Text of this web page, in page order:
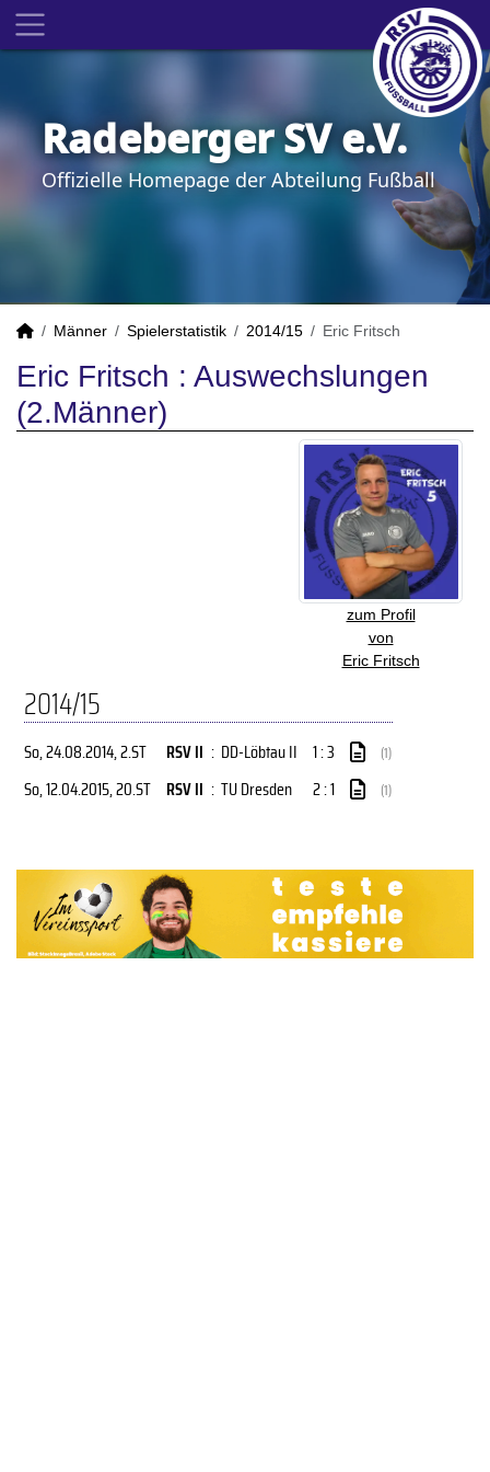
Radeberger SV e.V.
Offizielle Homepage der Abteilung Fußball
Männer Spielerstatistik 2014/15 Eric Fritsch
Eric Fritsch : Auswechslungen
(2.Männer)
zum Profil
von
Eric Fritsch
2014/15
So, 24.08.2014, 2.ST RSV II : DD-Löbtau II 1 : 3 (1)
So, 12.04.2015, 20.ST RSV II : TU Dresden 2 : 1 (1)